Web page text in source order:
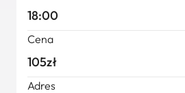
18:00
Cena
105zł
Adres